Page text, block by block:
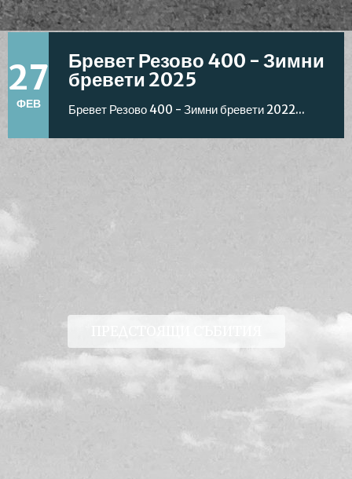
27
ФЕВ
Бревет Резово 400 - Зимни
бревети 2025
Бревет Резово 400 - Зимни бревети 2022...
Бревети Исперих 300 + 200...
Откриване на активния
Бревет Долината на тракийските царе.
Откриване на активния сезон...